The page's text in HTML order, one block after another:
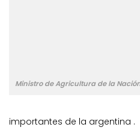
Ministro de Agricultura de la
importantes de la argentina .